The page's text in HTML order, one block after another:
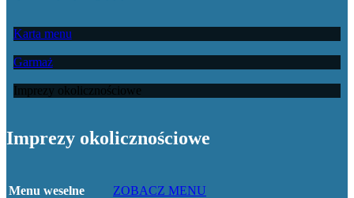
Karta menu
Garmaż
Imprezy okolicznościowe
Imprezy okolicznościowe
Menu weselne ZOBACZ MENU